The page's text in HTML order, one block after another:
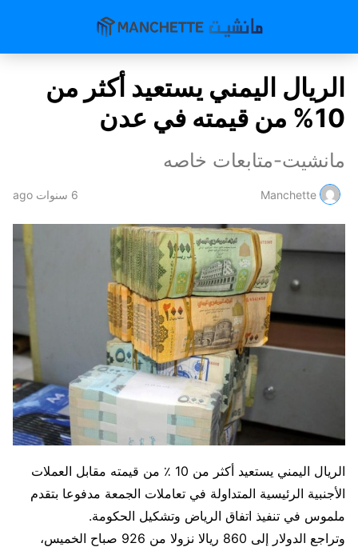
الريال اليمني يستعيد أكثر من
10% من قيمته في عدن
مانشيت-متابعات خاصه
Manchette 6 سنوات ago
الريال اليمني يستعيد أكثر من 10 ٪ من قيمته مقابل العملات
الأجنبية الرئيسية المتداولة في تعاملات الجمعة مدفوعا بتقدم
ملموس في تنفيذ اتفاق الرياض وتشكيل الحكومة.
وتراجع الدولار إلى 860 ريالا نزولا من 926 صباح الخميس،